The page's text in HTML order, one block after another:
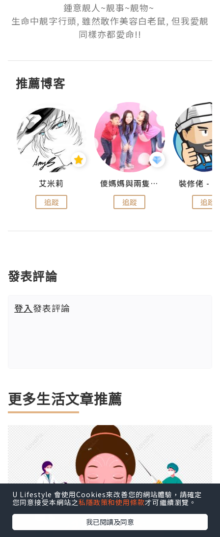
鍾意靚人~靚事~靚物~
生命中靚字行頭, 雖然敢作美容白老鼠, 但我愛靚
同樣亦都愛命!!
推薦博客
艾米莉
追蹤
儍媽媽與兩隻小魔怪之家
追蹤 追蹤
發表評論
登入發表評論
更多生活文章推薦
U Lifestyle 會使用Cookies來改善您的網站體驗，請確定
您同意接受本網站之私隱政策和使用條款才可繼續瀏覽。
我已閱讀及同意